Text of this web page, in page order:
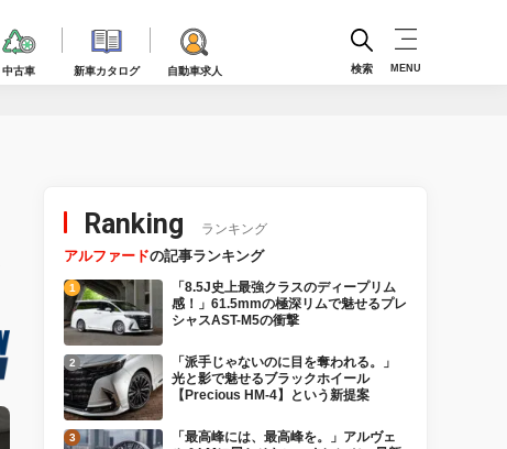
中古車 新車カタログ 自動車求人 検索 MENU
Ranking ランキング
アルファードの記事ランキング
「8.5J史上最強クラスのディープリム
感！」61.5mmの極深リムで魅せるプレ
シャスAST-M5の衝撃
「派手じゃないのに目を奪われる。」
光と影で魅せるブラックホイール
【Precious HM-4】という新提案
「最高峰には、最高峰を。」アルヴェ